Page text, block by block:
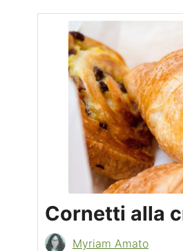
Cornetti alla
Myriam Amato